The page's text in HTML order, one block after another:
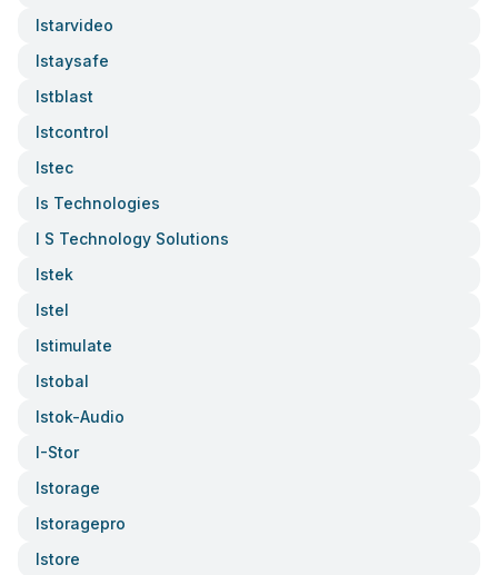
Istarvideo
Istaysafe
Istblast
Istcontrol
Istec
Is Technologies
I S Technology Solutions
Istek
Istel
Istimulate
Istobal
Istok-Audio
I-Stor
Istorage
Istoragepro
Istore